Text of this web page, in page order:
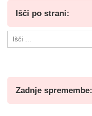
Išči po strani:
Zadnje spremembe: